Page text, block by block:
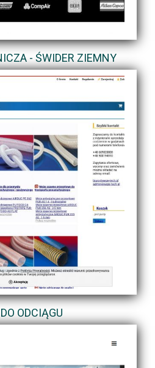
- ŚWIDER ZIEMNY
ODCIĄGU